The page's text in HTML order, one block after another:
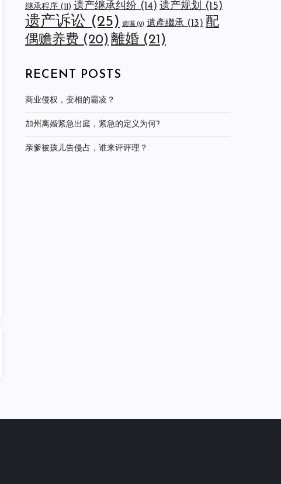
继承程序 (11) 遗产继承纠纷 (14) 遗产规划 (15)
遗产诉讼 (25) 遺囑 (9) 遺產繼承 (13) 配
偶赡养费 (20) 離婚 (21)
RECENT POSTS
商业侵权，变相的霸凌？
加州离婚紧急出庭，紧急的定义为何?
亲爹被孩儿告侵占，谁来评评理？